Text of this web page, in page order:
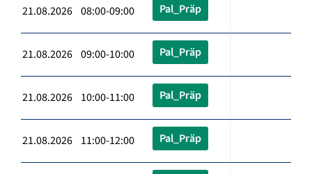
21.08.2026 08:00-09:00 Pal_Präp
21.08.2026 09:00-10:00 Pal_Präp
21.08.2026 10:00-11:00 Pal_Präp
21.08.2026 11:00-12:00 Pal_Präp